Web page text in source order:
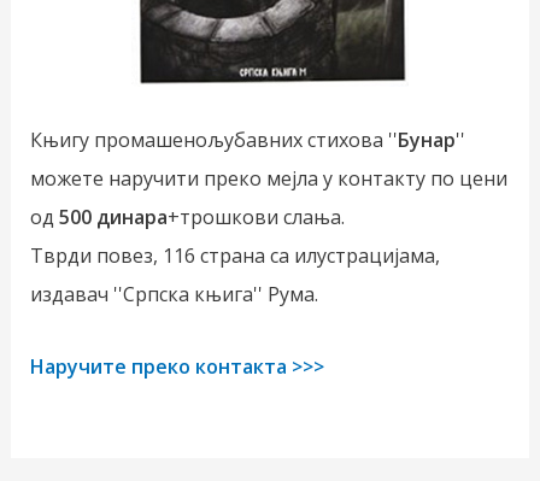
Књигу промашенољубавних стихова ''Бунар''
можете наручити преко мејла у контакту по цени
од 500 динара+трошкови слања.
Тврди повез, 116 страна са илустрацијама,
издавач ''Српска књига'' Рума.
Наручите преко контакта >>>